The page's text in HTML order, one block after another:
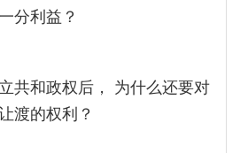
分利益？
共和政权后， 为什么还要对
渡的权利？